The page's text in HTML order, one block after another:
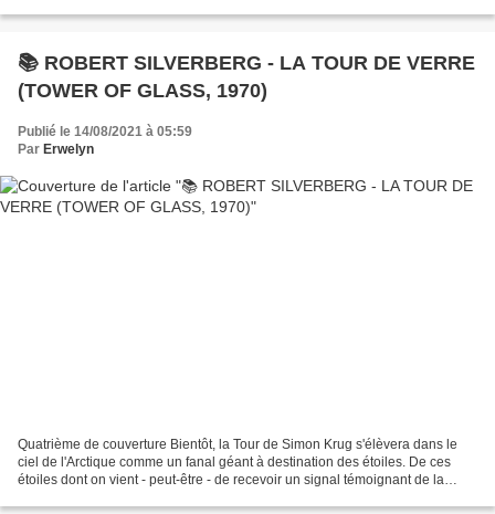
📚 ROBERT SILVERBERG - LA TOUR DE VERRE
(TOWER OF GLASS, 1970)
Publié le 14/08/2021 à 05:59
Par Erwelyn
Quatrième de couverture Bientôt, la Tour de Simon Krug s'élèvera dans le
ciel de l'Arctique comme un fanal géant à destination des étoiles. De ces
étoiles dont on vient - peut-être - de recevoir un signal témoignant de la